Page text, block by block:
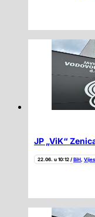
JP „ViK“
22.06. u 10:12 / BiH,